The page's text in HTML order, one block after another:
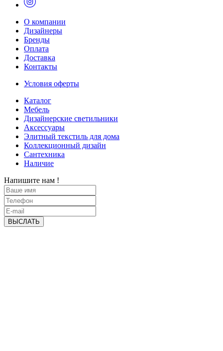
О компании
Дизайнеры
Бренды
Оплата
Доставка
Контакты
Условия оферты
Каталог
Мебель
Дизайнерские светильники
Аксессуары
Элитный текстиль для дома
Коллекционный дизайн
Сантехника
Наличие
Напишите нам !
ВЫСЛАТЬ